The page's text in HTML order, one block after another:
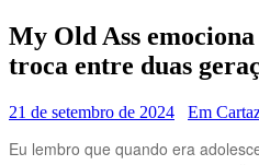
My Old Ass
troca entre duas
21 de setembro de 2024 Em
Eu lembro que quando era